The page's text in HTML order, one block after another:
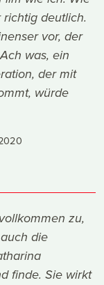
deutlich.
vor, der
was, ein
der mit
würde
zu,
die
finde. Sie wirkt